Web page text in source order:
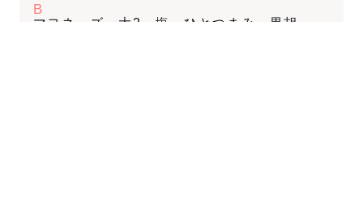
B
マヨネーズ…大2 塩…ひとつまみ 黒胡